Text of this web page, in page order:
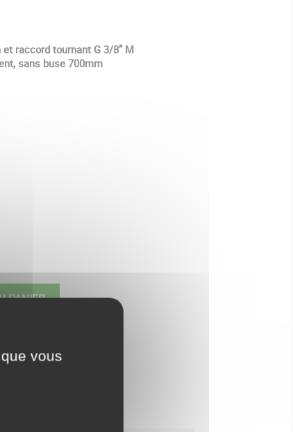
raccord tournant G 3/8” M
sans buse 700mm
PANIER
vous